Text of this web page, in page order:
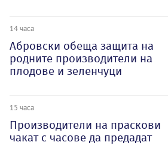
14 часа
Абровски обеща защита на
родните производители на
плодове и зеленчуци
15 часа
Производители на праскови
чакат с часове да предадат